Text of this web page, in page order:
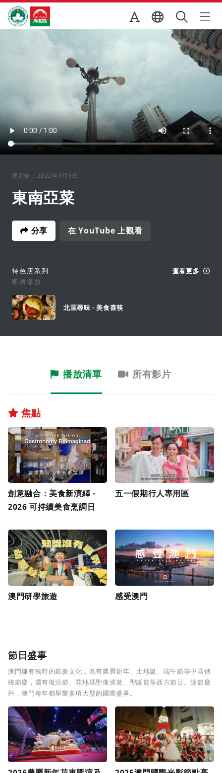
跳至主内容
澳門特別行政區政府旅遊局
更新於：2022年9月5日
東南亞菜
分享 在 YouTube 上觀看
特色店系列
即將播放
查看更多
北區尋味 ‧ 美食喜筷
播放清單 所有影片
焦點
創意融合：美食新演繹 -
2026 可持續美食烹調日
五一假期行人專用區
澳門研學旅遊 感受澳門
節日盛事
澳門擁有獨特的節慶文化，既有農曆新年、土地誕、端午節等中國傳
統節慶，還有復活節、花地瑪聖像巡遊、聖誕節等西方節日。除節慶
外，澳門每年都舉辦多項大型的國際盛事。